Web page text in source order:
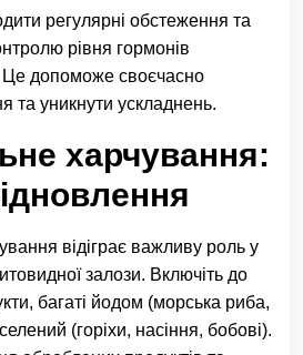
регулярні обстеження та
рівня гормонів
Це допоможе своєчасно
та уникнути ускладнень.
харчування:
відіграє важливу роль у
залози. Включіть до
багаті йодом (морська риба,
(горіхи, насіння, бобові).